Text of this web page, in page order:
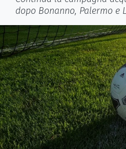
dopo Bonanno, Palermo e